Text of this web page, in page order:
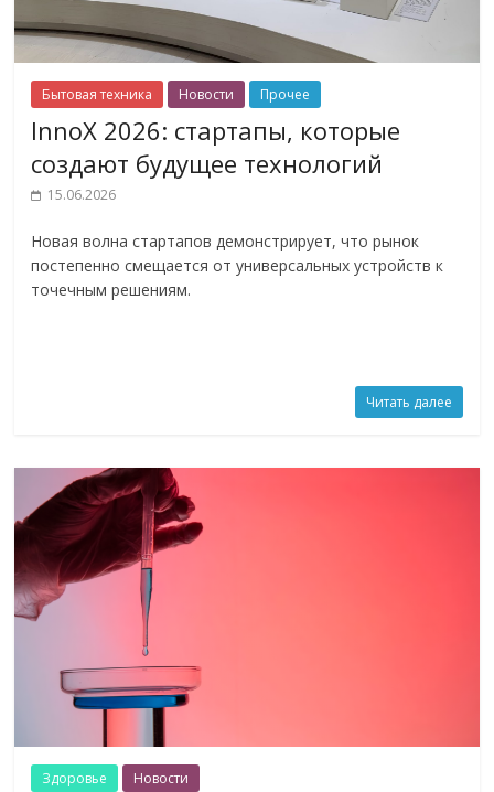
Бытовая техника Новости Прочее
InnoX 2026: стартапы, которые
создают будущее технологий
15.06.2026
Новая волна стартапов демонстрирует, что рынок
постепенно смещается от универсальных устройств к
точечным решениям.
Читать далее
Здоровье Новости